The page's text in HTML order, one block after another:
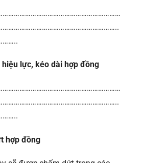
lực, kéo dài hợp đồng
hợp đồng